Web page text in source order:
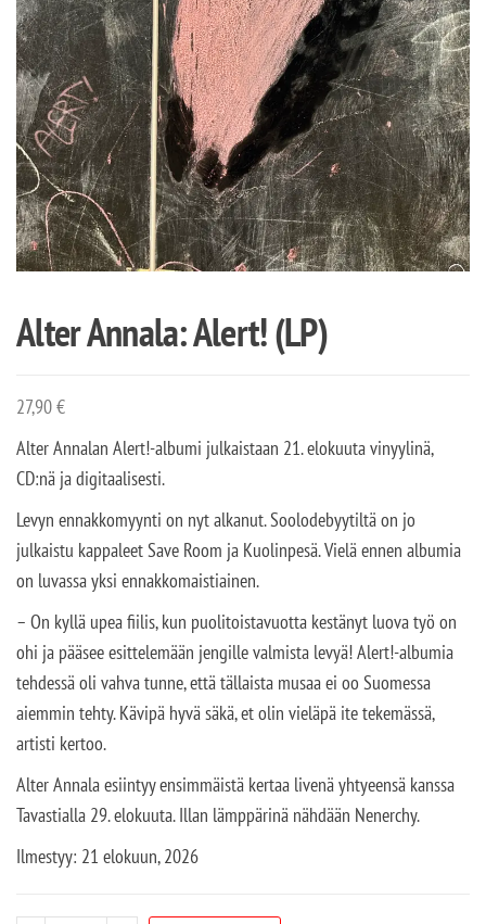
Alter Annala: Alert! (LP)
27,90€
Alter Annalan Alert!-albumi julkaistaan 21. elokuuta vinyylinä,
CD:nä ja digitaalisesti.
Levyn ennakkomyynti on nyt alkanut. Soolodebyytiltä on jo
julkaistu kappaleet Save Room ja Kuolinpesä. Vielä ennen albumia
on luvassa yksi ennakkomaistiainen.
– On kyllä upea fiilis, kun puolitoistavuotta kestänyt luova työ on
ohi ja pääsee esittelemään jengille valmista levyä! Alert!-albumia
tehdessä oli vahva tunne, että tällaista musaa ei oo Suomessa
aiemmin tehty. Kävipä hyvä säkä, et olin vieläpä ite tekemässä,
artisti kertoo.
Alter Annala esiintyy ensimmäistä kertaa livenä yhtyeensä kanssa
Tavastialla 29. elokuuta. Illan lämppärinä nähdään Nenerchy.
Ilmestyy: 21 elokuun, 2026